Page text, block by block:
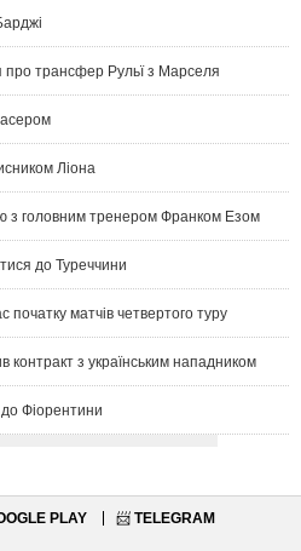
про трансфер Рульї з Марселя
Ліона
з головним тренером Франком Езом
до Туреччини
матчів четвертого туру
контракт з українським нападником
Фіорентини
PLAY 📨 TELEGRAM